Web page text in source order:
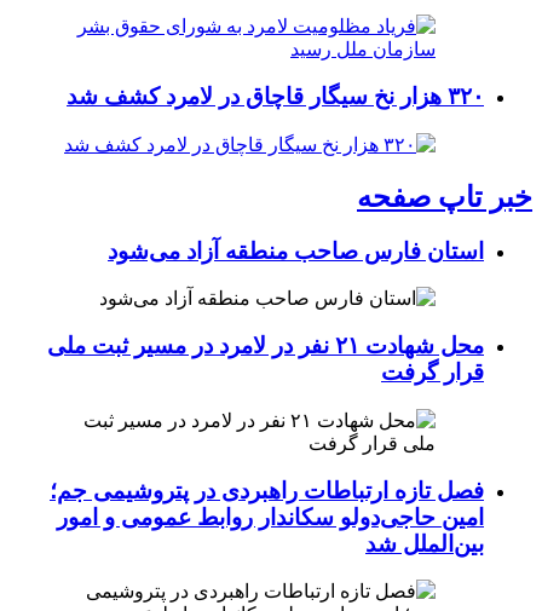
۳۲۰ هزار نخ سیگار قاچاق در لامرد کشف شد
خبر تاپ صفحه
استان فارس صاحب منطقه آزاد می‌شود
محل شهادت ۲۱ نفر در لامرد در مسیر ثبت ملی
قرار گرفت
فصل تازه ارتباطات راهبردی در پتروشیمی جم؛
امین حاجی‌دولو سکاندار روابط عمومی و امور
بین‌الملل شد